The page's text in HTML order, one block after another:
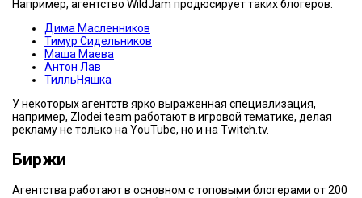
Например, агентство WildJam продюсирует таких блогеров:
Дима Масленников
Тимур Сидельников
Маша Маева
Антон Лав
ТилльНяшка
У некоторых агентств ярко выраженная специализация,
например, Zlodei.team работают в игровой тематике, делая
рекламу не только на YouTube, но и на Twitch.tv.
Биржи
Агентства работают в основном с топовыми блогерами от 200